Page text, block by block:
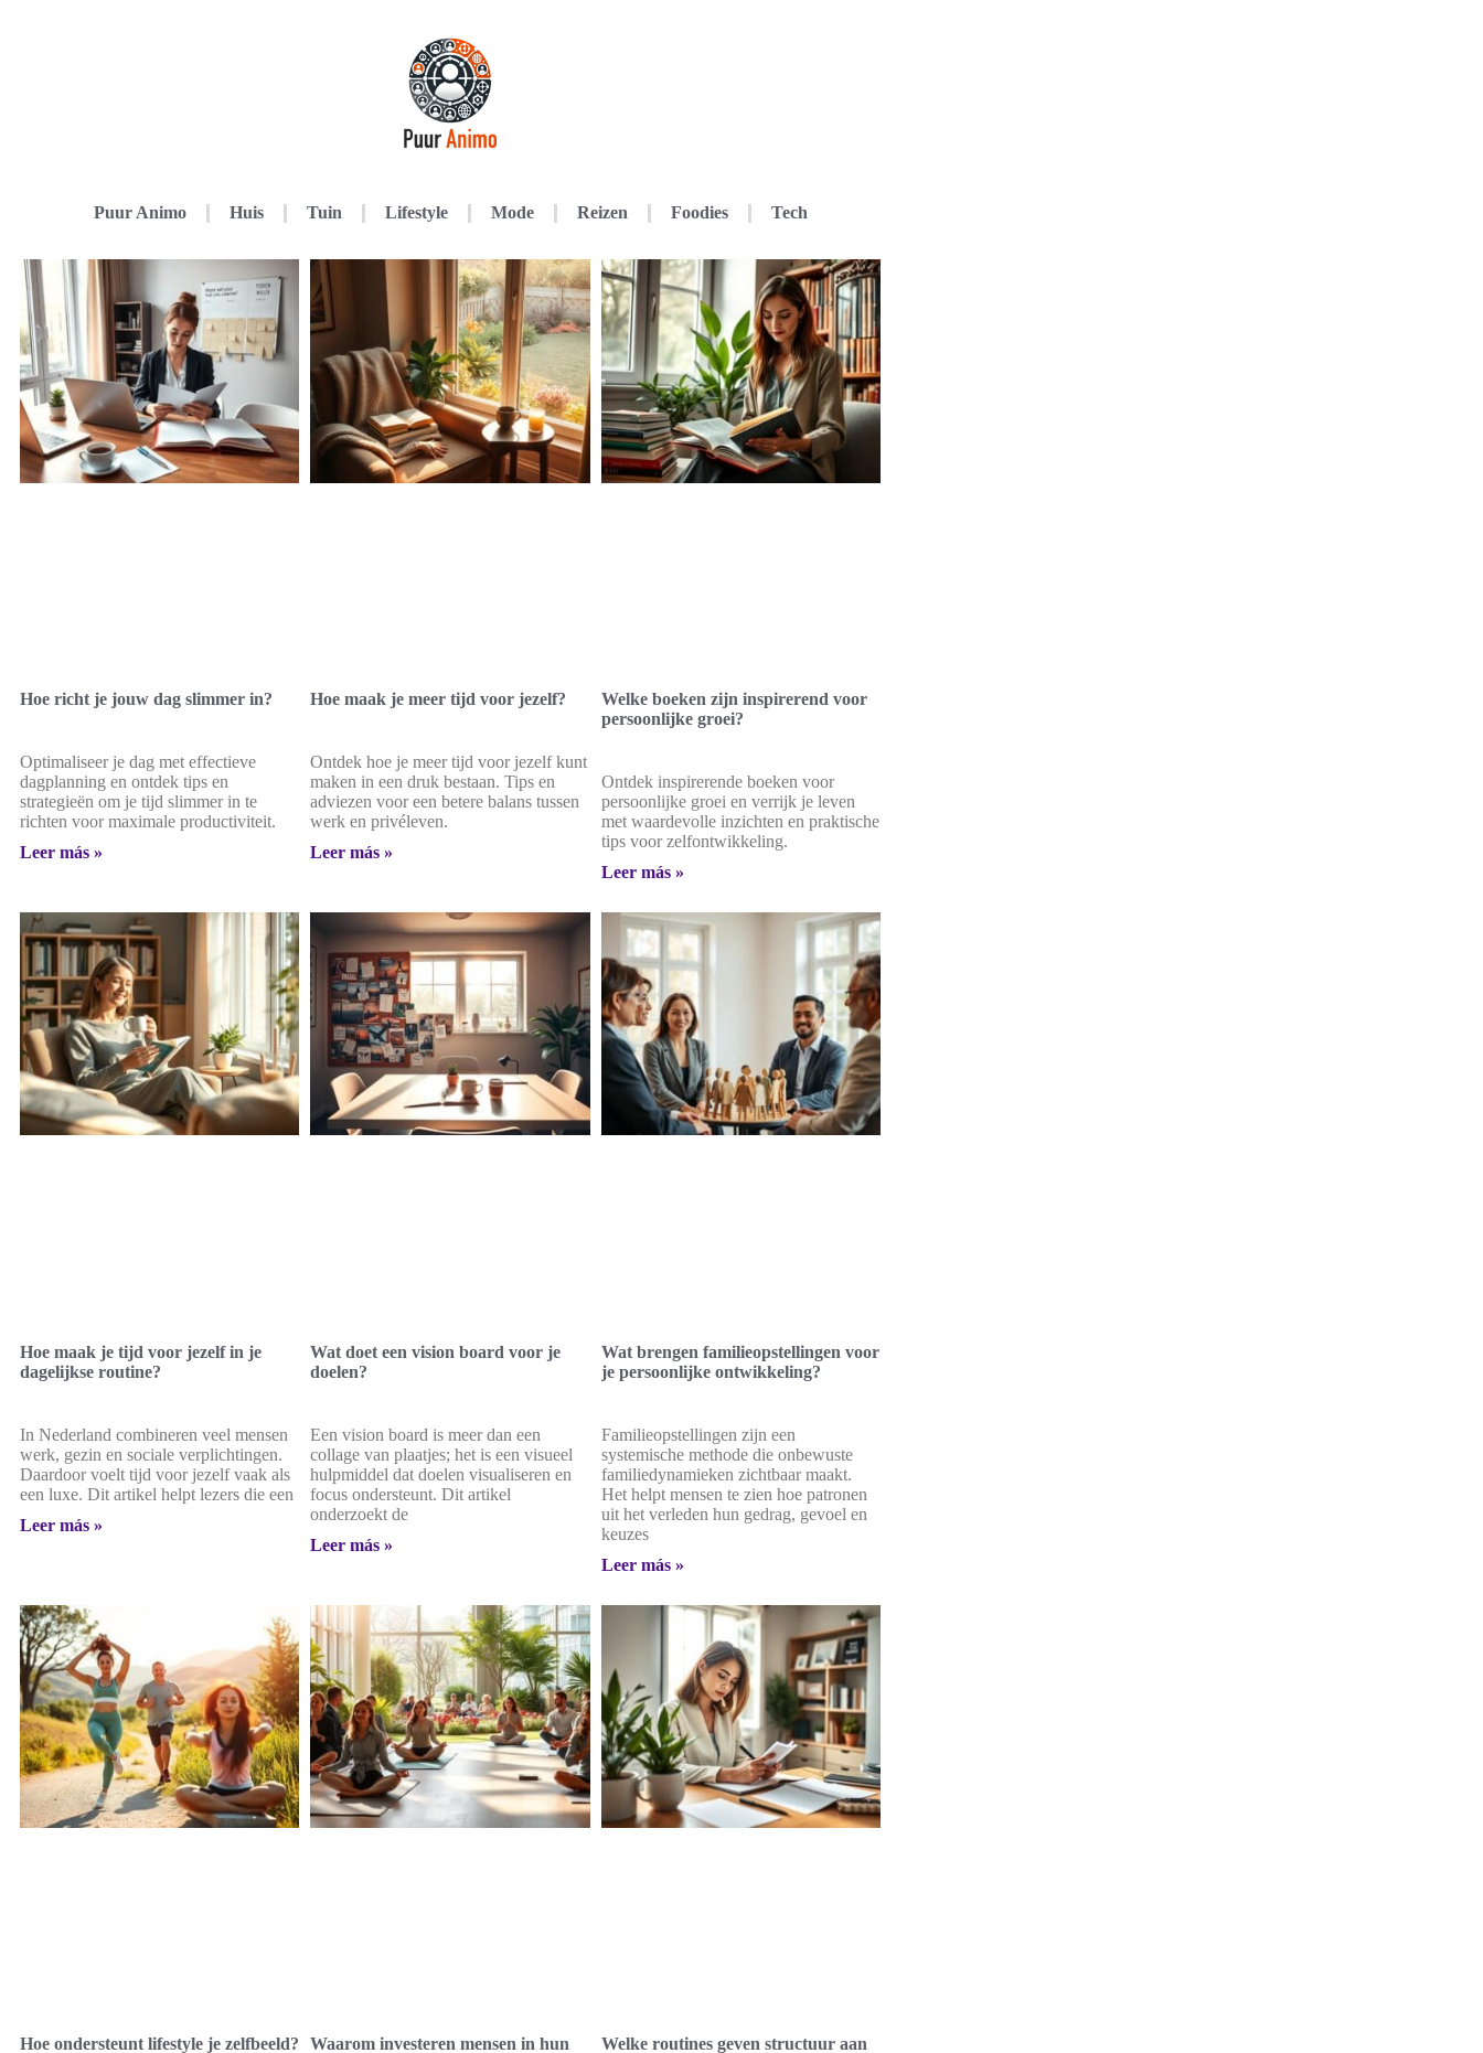
Puur Animo Huis Tuin Lifestyle Mode Reizen Foodies Tech
Hoe richt je jouw dag slimmer in?
Optimaliseer je dag met effectieve
dagplanning en ontdek tips en
strategieën om je tijd slimmer in te
richten voor maximale productiviteit.
Leer más »
Hoe maak je meer tijd voor jezelf?
Ontdek hoe je meer tijd voor jezelf kunt
maken in een druk bestaan. Tips en
adviezen voor een betere balans tussen
werk en privéleven.
Leer más »
Welke boeken zijn inspirerend voor
persoonlijke groei?
Ontdek inspirerende boeken voor
persoonlijke groei en verrijk je leven
met waardevolle inzichten en praktische
tips voor zelfontwikkeling.
Leer más »
Hoe maak je tijd voor jezelf in je
dagelijkse routine?
In Nederland combineren veel mensen
werk, gezin en sociale verplichtingen.
Daardoor voelt tijd voor jezelf vaak als
een luxe. Dit artikel helpt lezers die een
Leer más »
Wat doet een vision board voor je
doelen?
Een vision board is meer dan een
collage van plaatjes; het is een visueel
hulpmiddel dat doelen visualiseren en
focus ondersteunt. Dit artikel
onderzoekt de
Leer más »
Wat brengen familieopstellingen voor
je persoonlijke ontwikkeling?
Familieopstellingen zijn een
systemische methode die onbewuste
familiedynamieken zichtbaar maakt.
Het helpt mensen te zien hoe patronen
uit het verleden hun gedrag, gevoel en
keuzes
Leer más »
Hoe ondersteunt lifestyle je zelfbeeld?
Waarom investeren mensen in hun
Welke routines geven structuur aan